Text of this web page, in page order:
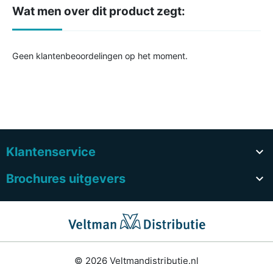
Wat men over dit product zegt:
Geen klantenbeoordelingen op het moment.
Klantenservice

Brochures uitgevers

© 2026 Veltmandistributie.nl